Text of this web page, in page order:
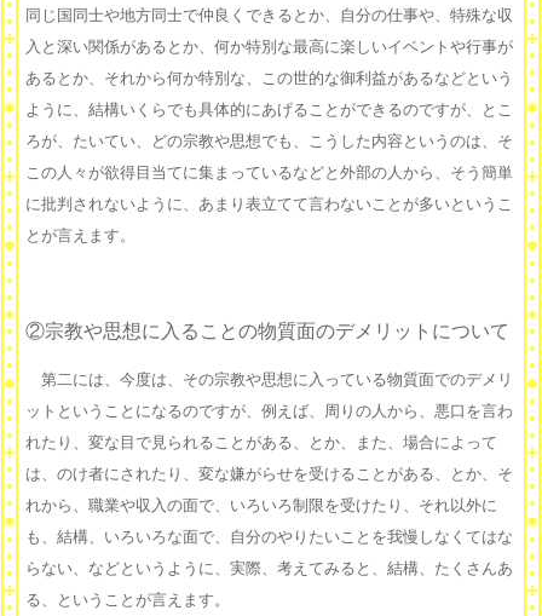
同じ国同士や地方同士で仲良くできるとか、自分の仕事や、特殊な収
入と深い関係があるとか、何か特別な最高に楽しいイベントや行事が
あるとか、それから何か特別な、この世的な御利益があるなどという
ように、結構いくらでも具体的にあげることができるのですが、とこ
ろが、たいてい、どの宗教や思想でも、こうした内容というのは、そ
この人々が欲得目当てに集まっているなどと外部の人から、そう簡単
に批判されないように、あまり表立てて言わないことが多いというこ
とが言えます。
②宗教や思想に入ることの物質面のデメリットについて
第二には、今度は、その宗教や思想に入っている物質面でのデメリ
ットということになるのですが、例えば、周りの人から、悪口を言わ
れたり、変な目で見られることがある、とか、また、場合によって
は、のけ者にされたり、変な嫌がらせを受けることがある、とか、そ
れから、職業や収入の面で、いろいろ制限を受けたり、それ以外に
も、結構、いろいろな面で、自分のやりたいことを我慢しなくてはな
らない、などというように、実際、考えてみると、結構、たくさんあ
る、ということが言えます。